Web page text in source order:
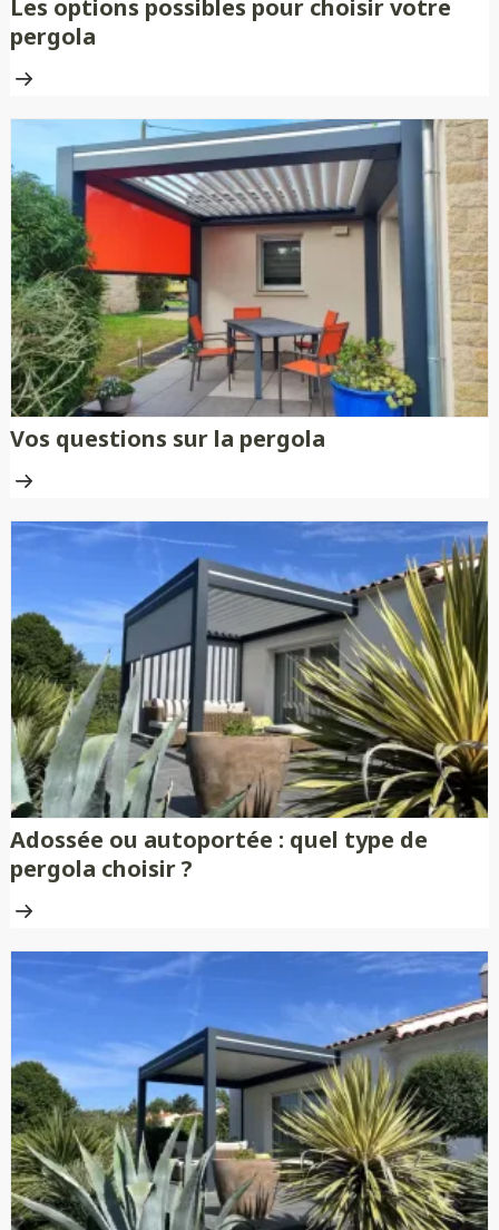
Les options possibles pour choisir votre
pergola
Vos questions sur la pergola
Adossée ou autoportée : quel type de
pergola choisir ?